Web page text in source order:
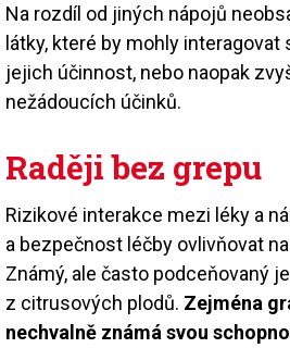
Na rozdíl od jiných nápojů
látky, které by mohly interagovat
jejich účinnost, nebo naopak
nežádoucích účinků.
Raději bez grepu
Rizikové interakce mezi léky a
a bezpečnost léčby ovlivňovat
Známý, ale často podceňovaný
z citrusových plodů. Zejména
nechvalně známá svou